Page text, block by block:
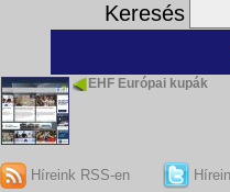
Keresés
EHF Európai kupák
Híreink RSS-en